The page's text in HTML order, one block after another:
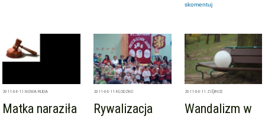
skomentuj
2011-04-11 NOWA RUDA
Matka naraziła
2011-04-11 KŁODZKO
Rywalizacja
2011-04-11 ZIĘBICE
Wandalizm w